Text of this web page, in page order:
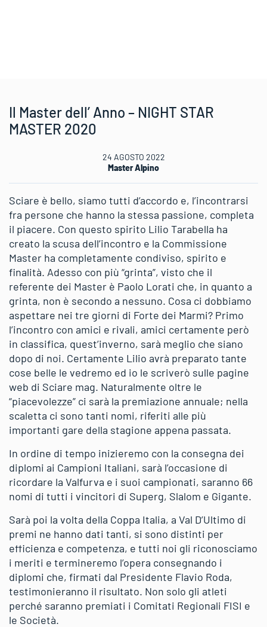
Il Master dell’ Anno – NIGHT STAR
MASTER 2020
24 AGOSTO 2022
Master Alpino
Sciare è bello, siamo tutti d’accordo e, l’incontrarsi
fra persone che hanno la stessa passione, completa
il piacere. Con questo spirito Lilio Tarabella ha
creato la scusa dell’incontro e la Commissione
Master ha completamente condiviso, spirito e
finalità. Adesso con più “grinta”, visto che il
referente dei Master è Paolo Lorati che, in quanto a
grinta, non è secondo a nessuno. Cosa ci dobbiamo
aspettare nei tre giorni di Forte dei Marmi? Primo
l’incontro con amici e rivali, amici certamente però
in classifica, quest’inverno, sarà meglio che siano
dopo di noi. Certamente Lilio avrà preparato tante
cose belle le vedremo ed io le scriverò sulle pagine
web di Sciare mag. Naturalmente oltre le
“piacevolezze” ci sarà la premiazione annuale; nella
scaletta ci sono tanti nomi, riferiti alle più
importanti gare della stagione appena passata.
In ordine di tempo inizieremo con la consegna dei
diplomi ai Campioni Italiani, sarà l’occasione di
ricordare la Valfurva e i suoi campionati, saranno 66
nomi di tutti i vincitori di Superg, Slalom e Gigante.
Sarà poi la volta della Coppa Italia, a Val D’Ultimo di
premi ne hanno dati tanti, si sono distinti per
efficienza e competenza, e tutti noi gli riconosciamo
i meriti e termineremo l’opera consegnando i
diplomi che, firmati dal Presidente Flavio Roda,
testimonieranno il risultato. Non solo gli atleti
perché saranno premiati i Comitati Regionali FISI e
le Società.